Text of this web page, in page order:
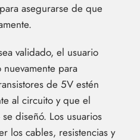
asegurarse de que
validado, el usuario
para
de 5V estén
al circuito y que el
diseñó. Los usuarios
los cables, resistencias y